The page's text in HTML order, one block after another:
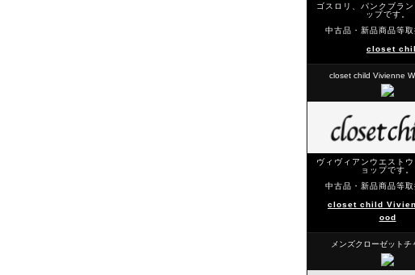
ゴスロリ、パンクブラン
ップです。
中古品・新品商品等
closet
closet child Vivienne
ヴィヴィアンウエスト
ョップです。
中古品・新品商品等
closet child
ood
メンズクローゼットチ